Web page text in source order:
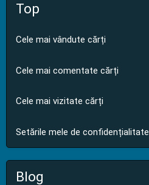
Top
Cele mai vândute cărți
Cele mai comentate cărți
Cele mai vizitate cărți
Setările mele de confidențialitate
Blog